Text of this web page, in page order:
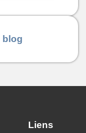
blog
Liens